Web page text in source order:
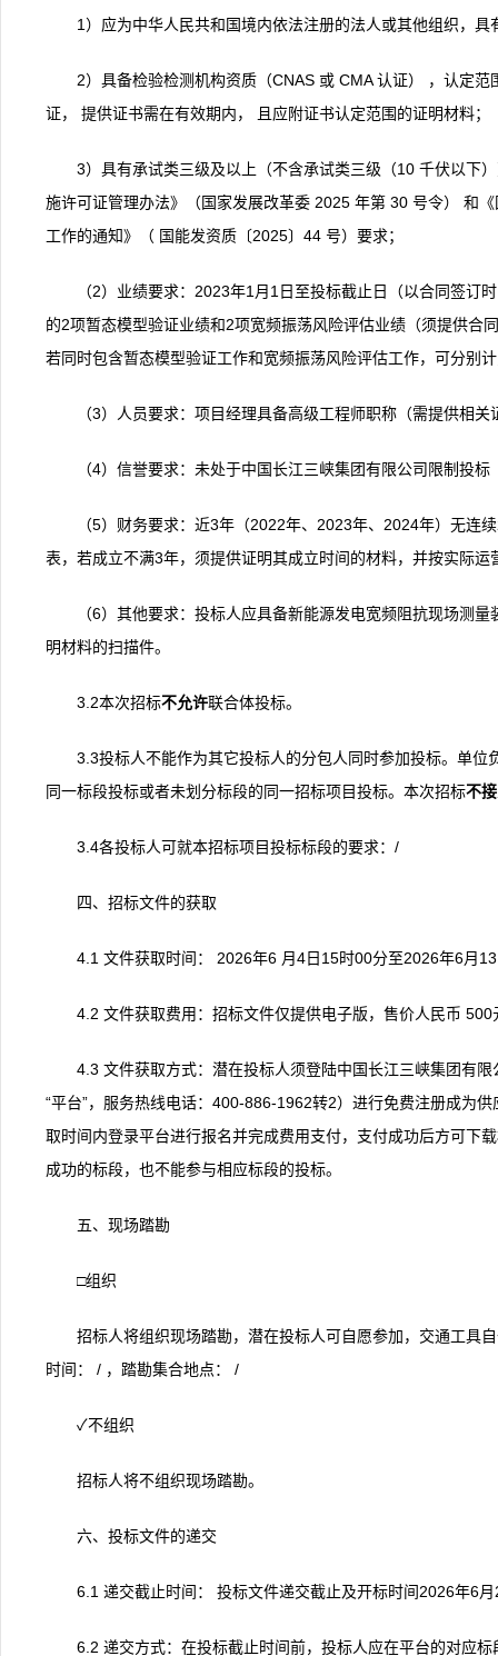
1）应为中华人民共和国境内依法注册的法人或其他组织，具
2）具备检验检测机构资质（CNAS 或 CMA 认证） ，认定
证， 提供证书需在有效期内， 且应附证书认定范围的证明材料；
3）具有承试类三级及以上（不含承试类三级（10 千伏以下
施许可证管理办法》（国家发展改革委 2025 年第 30 号令） 和
工作的通知》（ 国能发资质〔2025〕44 号）要求；
（2）业绩要求：2023年1月1日至投标截止日（以合同签订
的2项暂态模型验证业绩和2项宽频振荡风险评估业绩（须提供合
若同时包含暂态模型验证工作和宽频振荡风险评估工作，可分别
（3）人员要求：项目经理具备高级工程师职称（需提供相关
（4）信誉要求：未处于中国长江三峡集团有限公司限制投
（5）财务要求：近3年（2022年、2023年、2024年）无
表，若成立不满3年，须提供证明其成立时间的材料，并按实际
（6）其他要求：投标人应具备新能源发电宽频阻抗现场测
明材料的扫描件。
3.2本次招标不允许联合体投标。
3.3投标人不能作为其它投标人的分包人同时参加投标。单
同一标段投标或者未划分标段的同一招标项目投标。本次招标不
3.4各投标人可就本招标项目投标标段的要求：/
四、招标文件的获取
4.1 文件获取时间： 2026年6 月4日15时00分至2026年6月
4.2 文件获取费用：招标文件仅提供电子版，售价人民币
4.3 文件获取方式：潜在投标人须登陆中国长江三峡集团有
“平台”，服务热线电话：400-886-1962转2）进行免费注册成为
取时间内登录平台进行报名并完成费用支付，支付成功后方可下
成功的标段，也不能参与相应标段的投标。
五、现场踏勘
□组织
招标人将组织现场踏勘，潜在投标人可自愿参加，交通工具
时间： / ，踏勘集合地点： /
✓不组织
招标人将不组织现场踏勘。
六、投标文件的递交
6.1 递交截止时间： 投标文件递交截止及开标时间2026年6
6.2 递交方式：在投标截止时间前，投标人应在平台的对应